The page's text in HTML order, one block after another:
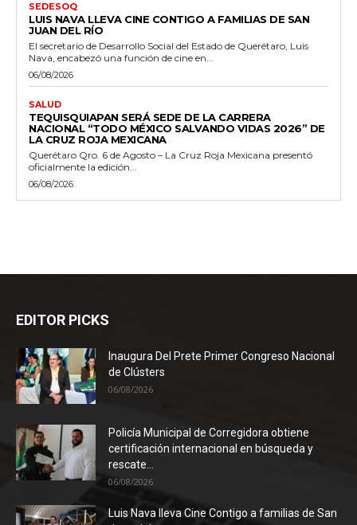
SEDESOQ
LUIS NAVA LLEVA CINE CONTIGO A FAMILIAS DE SAN
JUAN DEL RÍO
El secretario de Desarrollo Social del Estado de Querétaro, Luis
Nava, encabezó una función de cine en...
06/08/2026
SALUD
TEQUISQUIAPAN SERÁ SEDE DE LA CARRERA
NACIONAL “TODO MÉXICO SALVANDO VIDAS 2026” DE
LA CRUZ ROJA MEXICANA
Querétaro Qro. 6 de Agosto – La Cruz Roja Mexicana presentó
oficialmente la edición...
06/08/2026
EDITOR PICKS
Inaugura Del Prete Primer Congreso Nacional
de Clústers
06/08/2026
Policía Municipal de Corregidora obtiene
certificación internacional en búsqueda y
rescate...
06/08/2026
Luis Nava lleva Cine Contigo a familias de San